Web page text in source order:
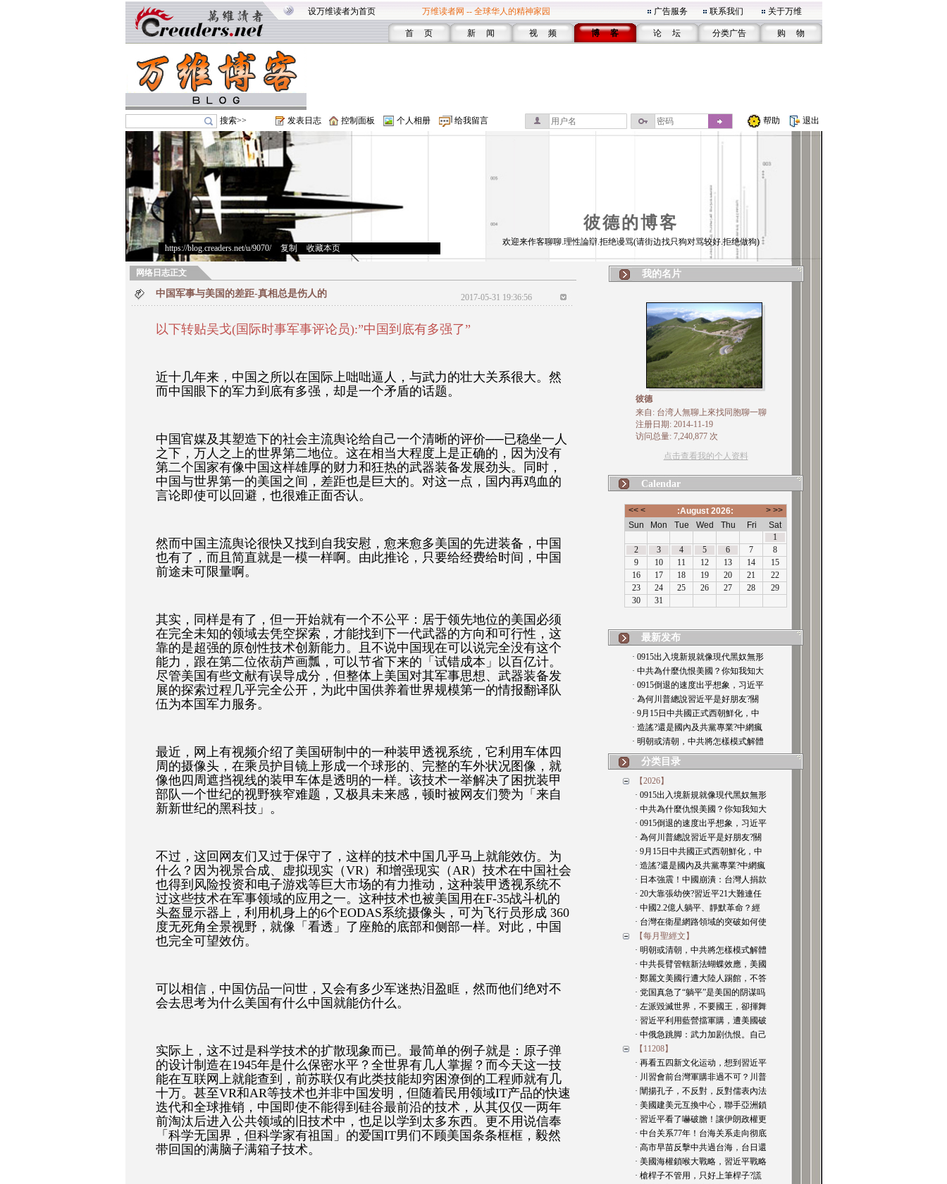
设万维读者为首页 万维读者网 -- 全球华人的精神家园 广告服务 联系我们 关于万维
首 页 新 闻 视 频 博 客 论 坛 分类广告 购 物
搜索>> 发表日志 控制面板 个人相册 给我留言 帮助 退出
彼德的博客
https://blog.creaders.net/u/9070/> 复制 收藏本页
欢迎来作客聊聊.理性論辯.拒绝谩骂(请街边找只狗对骂较好.拒绝做狗)
网络日志正文
中国军事与美国的差距-真相总是伤人的 2017-05-31 19:36:56
以下转贴吴戈(国际时事军事评论员):”中国到底有多强了”
近十几年来，中国之所以在国际上咄咄逼人，与武力的壮大关系很大。然
而中国眼下的军力到底有多强，却是一个矛盾的话题。
中国官媒及其塑造下的社会主流舆论给自己一个清晰的评价──已稳坐一人
之下，万人之上的世界第二地位。这在相当大程度上是正确的，因为没有
第二个国家有像中国这样雄厚的财力和狂热的武器装备发展劲头。同时，
中国与世界第一的美国之间，差距也是巨大的。对这一点，国内再鸡血的
言论即使可以回避，也很难正面否认。
然而中国主流舆论很快又找到自我安慰，愈来愈多美国的先进装备，中国
也有了，而且简直就是一模一样啊。由此推论，只要给经费给时间，中国
前途未可限量啊。
其实，同样是有了，但一开始就有一个不公平：居于领先地位的美国必须
在完全未知的领域去凭空探索，才能找到下一代武器的方向和可行性，这
靠的是超强的原创性技术创新能力。且不说中国现在可以说完全没有这个
能力，跟在第二位依葫芦画瓢，可以节省下来的「试错成本」以百亿计。
尽管美国有些文献有误导成分，但整体上美国对其军事思想、武器装备发
展的探索过程几乎完全公开，为此中国供养着世界规模第一的情报翻译队
伍为本国军力服务。
最近，网上有视频介绍了美国研制中的一种装甲透视系统，它利用车体四
周的摄像头，在乘员护目镜上形成一个球形的、完整的车外状况图像，就
像他四周遮挡视线的装甲车体是透明的一样。该技术一举解决了困扰装甲
部队一个世纪的视野狭窄难题，又极具未来感，顿时被网友们赞为「来自
新新世纪的黑科技」。
不过，这回网友们又过于保守了，这样的技术中国几乎马上就能效仿。为
什么？因为视景合成、虚拟现实（VR）和增强现实（AR）技术在中国社会
也得到风险投资和电子游戏等巨大市场的有力推动，这种装甲透视系统不
过这些技术在军事领域的应用之一。这种技术也被美国用在F-35战斗机的
头盔显示器上，利用机身上的6个EODAS系统摄像头，可为飞行员形成 360
度无死角全景视野，就像「看透」了座舱的底部和侧部一样。对此，中国
也完全可望效仿。
可以相信，中国仿品一问世，又会有多少军迷热泪盈眶，然而他们绝对不
会去思考为什么美国有什么中国就能仿什么。
实际上，这不过是科学技术的扩散现象而已。最简单的例子就是：原子弹
的设计制造在1945年是什么保密水平？全世界有几人掌握？而今天这一技
能在互联网上就能查到，前苏联仅有此类技能却穷困潦倒的工程师就有几
十万。甚至VR和AR等技术也并非中国发明，但随着民用领域IT产品的快速
迭代和全球推销，中国即使不能得到硅谷最前沿的技术，从其仅仅一两年
前淘汰后进入公共领域的旧技术中，也足以学到太多东西。更不用说信奉
「科学无国界，但科学家有祖国」的爱国IT男们不顾美国条条框框，毅然
带回国的满脑子满箱子技术。
我的名片
彼德
来自: 台湾人無聊上來找同胞聊一聊
注册日期: 2014-11-19
访问总量: 7,240,877 次
点击查看我的个人资料
Calendar
最新发布
· 0915出入境新規就像現代黑奴無形
· 中共為什麼仇恨美國？你知我知大
· 0915倒退的速度出乎想象，习近平
· 為何川普總說習近平是好朋友?關
· 9月15日中共國正式西朝鮮化，中
· 造謠?還是國內及共黨專業?中網瘋
· 明朝或清朝，中共將怎樣模式解體
分类目录
【2026】
· 0915出入境新規就像現代黑奴無形
· 中共為什麼仇恨美國？你知我知大
· 0915倒退的速度出乎想象，习近平
· 為何川普總說習近平是好朋友?關
· 9月15日中共國正式西朝鮮化，中
· 造謠?還是國內及共黨專業?中網瘋
· 日本強震！中國崩潰：台灣人捐款
· 20大靠張幼俠?習近平21大難連任
· 中國2.2億人躺平、靜默革命？經
· 台灣在衛星網路領域的突破如何使
【每月聖經文】
· 明朝或清朝，中共將怎樣模式解體
· 中共長臂管轄新法蝴蝶效應，美國
· 鄭麗文美國行遭大陸人踢館，不答
· 党国真急了“躺平”是美国的阴谋吗
· 左派毀滅世界，不要國王，卻揮舞
· 習近平利用藍營擋軍購，遭美國破
· 中俄急跳脚：武力加剧仇恨。自己
【11208】
· 再看五四新文化运动，想到習近平
· 川習會前台灣軍購非過不可？川普
· 闡揚孔子，不反對，反對儒表內法
· 美國建美元互換中心，聯手亞洲鎖
· 習近平看了嚇破膽！讓伊朗政權更
· 中台关系77年！台海关系走向彻底
· 高市早苗反擊中共過台海，台日還
· 美國海權鎖喉大戰略，習近平戰略
· 槍桿子不管用，只好上筆桿子?謊